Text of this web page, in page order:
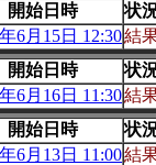
開始日時
状
6月15日 12:30結
開始日時
状
6月16日 11:30結
開始日時
状
6月13日 11:00結